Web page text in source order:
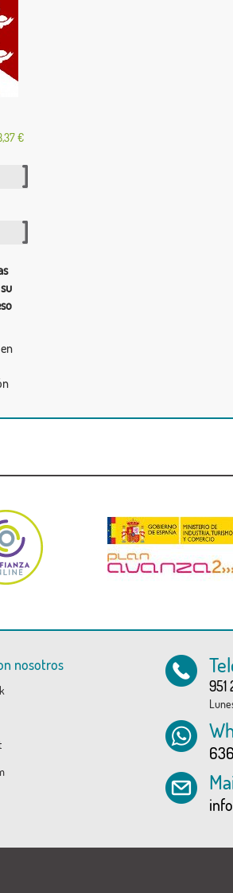
€
nosotros
951